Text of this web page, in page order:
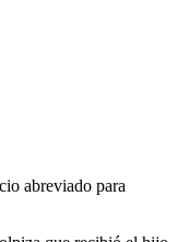
abreviado para